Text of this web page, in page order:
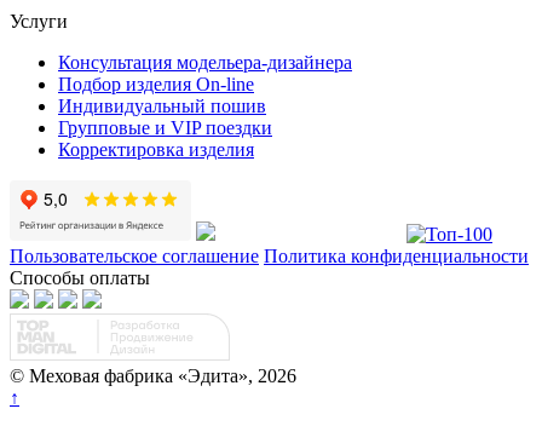
Услуги
Консультация модельера-дизайнера
Подбор изделия On-line
Индивидуальный пошив
Групповые и VIP поездки
Корректировка изделия
Пользовательское соглашение Политика конфиденциальности
Способы оплаты
© Меховая фабрика «Эдита», 2026
↑